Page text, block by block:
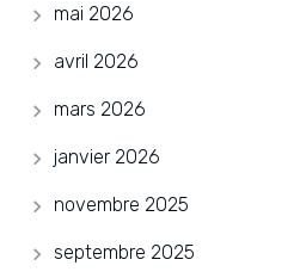
mai 2026
avril 2026
mars 2026
janvier 2026
novembre 2025
septembre 2025